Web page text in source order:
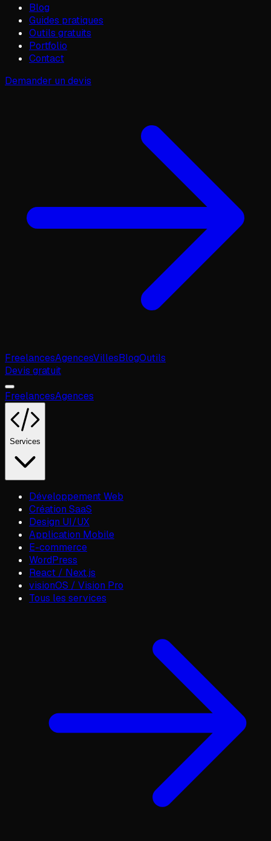
Blog
Guides pratiques
Outils gratuits
Portfolio
Contact
Demander un devis
FreelancesAgencesVillesBlogOutils
Devis gratuit
FreelancesAgences
Services
Développement Web
Création SaaS
Design UI/UX
Application Mobile
E-commerce
WordPress
React / Next.js
visionOS / Vision Pro
Tous les services